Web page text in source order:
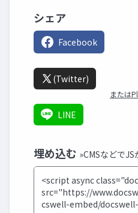
シェア
Facebook
(Twitter)
または
LINE
埋め込む »CMSなどで